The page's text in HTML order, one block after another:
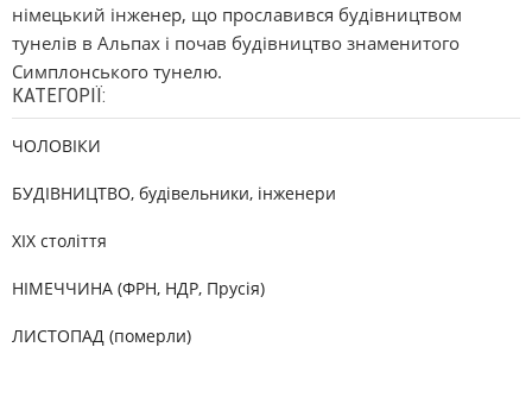
німецький інженер, що прославився будівництвом
тунелів в Альпах і почав будівництво знаменитого
Симплонського тунелю.
КАТЕГОРІЇ:
ЧОЛОВІКИ
БУДІВНИЦТВО, будівельники, інженери
XIX століття
НІМЕЧЧИНА (ФРН, НДР, Прусія)
ЛИСТОПАД (померли)